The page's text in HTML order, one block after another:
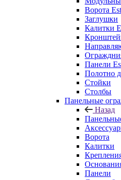
Ворота
Заглушки
Калитки
Панели
Полотно
Стойки
Столбы
Панельные
Назад
Ворота
Калитки
Панели